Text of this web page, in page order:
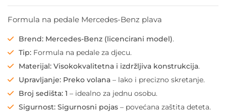
Formula na pedale Mercedes-Benz plava
Brend: Mercedes-Benz (licencirani model).
Tip: Formula na pedale za djecu.
Materijal: Visokokvalitetna i izdržljiva konstrukcija.
Upravljanje: Preko volana – lako i precizno skretanje.
Broj sedišta: 1 – idealno za jednu osobu.
Sigurnost: Sigurnosni pojas – povećana zaštita deteta.